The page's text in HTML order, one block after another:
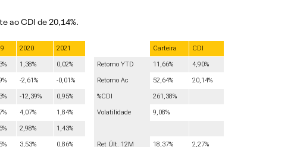
ao CDI de 20,14%.
2020 2021 Carteira CDI
1,38% 0,02% Retorno YTD 11,66% 4,90%
-2,61% -0,01% Retorno Ac 52,64% 20,14%
-12,39% 0,95% %CDI 261,38%
4,07% 1,84% Volatilidade 9,08%
2,98% 1,43%
3,53% 0,86% Ret Últ. 12M 18,37% 2,27%